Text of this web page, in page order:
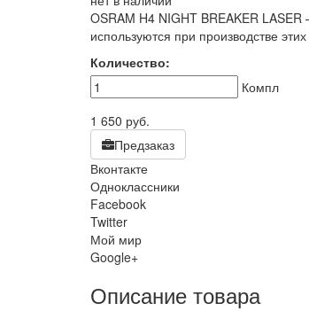
OSRAM H4 NIGHT BREAKER
используются при производстве
Количество:
Компл
1 650 руб.
Предзаказ
Вконтакте
Одноклассники
Facebook
Twitter
Мой мир
Google+
Описание товара